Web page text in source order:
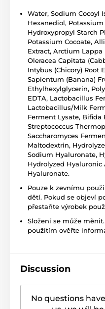
Water, Sodium Cocoyl
Hexanediol, Potassium
Hydroxypropyl Starch
Potassium Cocoate,
Extract, Arctium Lappa
Oleracea Capitata
Intybus (Chicory) Root
Sapientum (Banana)
Ethylhexylglycerin,
EDTA, Lactobacillus
Lactobacillus/Milk
Ferment Lysate, Bifida
Streptococcus
Saccharomyces
Maltodextrin,
Sodium Hyaluronate,
Hydrolyzed
Hyaluronate.
Pouze k zevnímu
dětí. Pokud se objeví
přestaňte výrobek
Složení se může
použitím ověřte
Discussion
No questions